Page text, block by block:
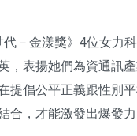
－金漾獎》4位女力
，表揚她們為資通訊
提倡公平正義跟性別
合，才能激發出爆發